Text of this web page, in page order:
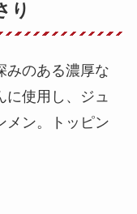
り
みのある濃厚な
に使用し、ジュ
メン。トッピン